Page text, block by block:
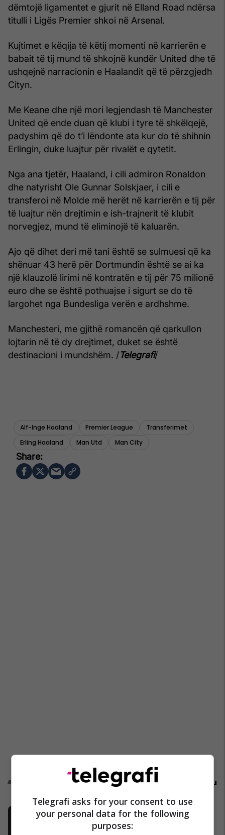
dëmtojë ligamentet e gjurit në Elland Road ndërsa
titulli i Ligës Premier shkoi në Arsenal.
Kujtimet e këqija të këtij momenti në karrierën e
babait të tij mund të shkojnë kundër United dhe të
ushqejnë narracionin e Haalandit që të përzgjedh
Cityn.
Me Keane dhe një mori legjendash të Manchester
United që ende duan që klubi i tyre të shkëlqejë,
padyshim që do t’i lëndonte ata kur do të shihnin
Erlingin, duke luajtur për rivalët e qytetit.
Nga ana tjetër, Haaland, i cili admiron Ronaldon
dhe natyrisht Ole Gunnar Solskjaer, i cili e
transferoi në Molde më herët në karrierën e tij për
të luajtur nën drejtimin e ish-trajnerit të klubit
norvegjez, mund të eliminojë të kaluarën.
Ajo që dihet deri më tani është se sulmuesi që ka
shënuar 43 herë për Dortmundin është se ai ka
një klauzolë lirimi në kontratën e tij për 75 milionë
euro dhe se është pothuajse i sigurt se do të
largohet nga Bundesliga verën e ardhshme.
Manchesteri, me gjithë romancën që qarkullon
lojtarin në të dy drejtimet, duket se është
destinacioni i mundshëm. /Telegrafi/
Alf-Inge Haaland Premier League
Transferimet
Erling Haaland
Man Utd Man City
Reklamo këtu
Shell Kosova me aplikacion të ri
Shell
Telegrafi asks for your consent to use
your personal data for the following
purposes: